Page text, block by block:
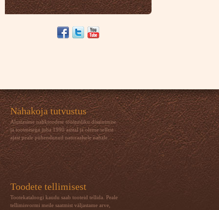
Nahakoja tutvustus
Alustasime nahktoodete tööstusliku disainimise
ja tootmisega juba 1990 aastal ja oleme sellest
ajast peale pühendunud naturaalsele nahale.
Toodete tellimisest
Tootekataloogi kaudu saab tooteid tellida. Peale
tellimisvormi meile saatmist väljastame arve,